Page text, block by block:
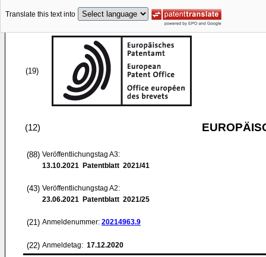
Translate this text into
(19)
(12)
(88) Veröffentlichungstag A3:
13.10.2021 Patentblatt 2021/41
(43) Veröffentlichungstag A2:
23.06.2021 Patentblatt 2021/25
(21) Anmeldenummer: 20214963.9
(22) Anmeldetag: 17.12.2020